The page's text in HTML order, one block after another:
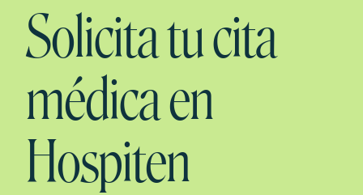
Solicita tu cita
médica en
Hospiten